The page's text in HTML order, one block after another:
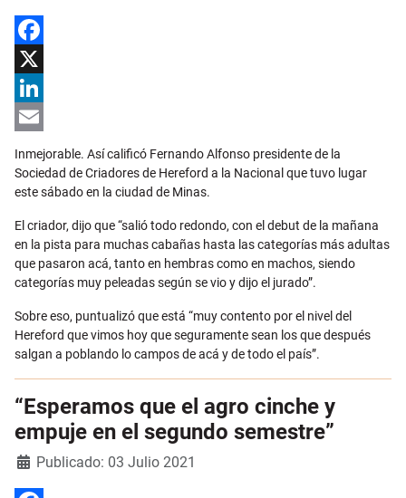
Facebook
X
LinkedIn
Email
Inmejorable. Así calificó Fernando Alfonso presidente de la
Sociedad de Criadores de Hereford a la Nacional que tuvo lugar
este sábado en la ciudad de Minas.
El criador, dijo que “salió todo redondo, con el debut de la mañana
en la pista para muchas cabañas hasta las categorías más adultas
que pasaron acá, tanto en hembras como en machos, siendo
categorías muy peleadas según se vio y dijo el jurado”.
Sobre eso, puntualizó que está “muy contento por el nivel del
Hereford que vimos hoy que seguramente sean los que después
salgan a poblando lo campos de acá y de todo el país”.
“Esperamos que el agro cinche y
empuje en el segundo semestre”
DetallesPublicado: 03 Julio 2021